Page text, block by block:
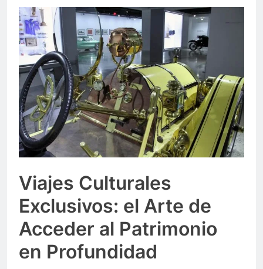
Viajes Culturales
Exclusivos: el Arte de
Acceder al Patrimonio
en Profundidad